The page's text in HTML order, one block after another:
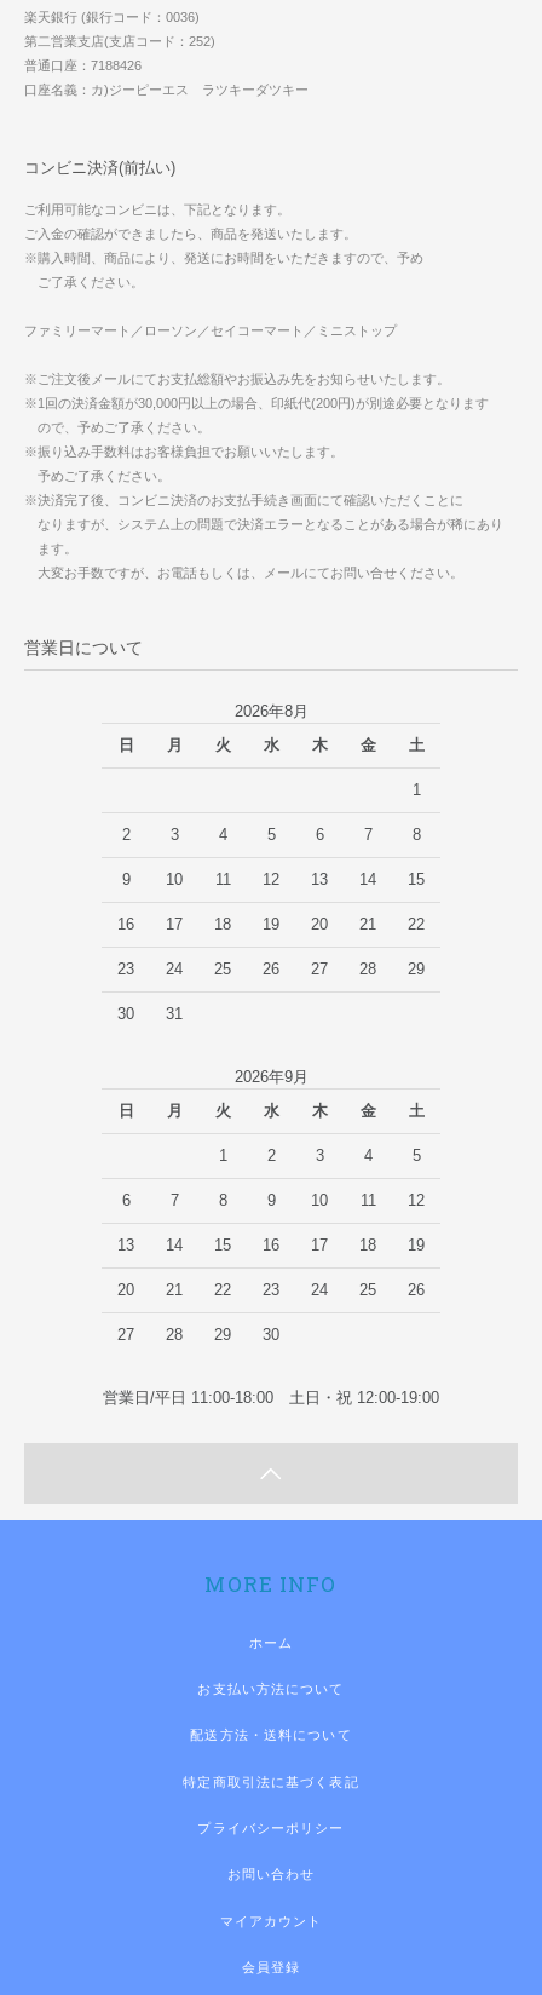
楽天銀行 (銀行コード：0036)
第二営業支店(支店コード：252)
普通口座：7188426
口座名義：カ)ジーピーエス ラツキーダツキー
コンビニ決済(前払い)
ご利用可能なコンビニは、下記となります。
ご入金の確認ができましたら、商品を発送いたします。
※購入時間、商品により、発送にお時間をいただきますので、予め
ご了承ください。
ファミリーマート／ローソン／セイコーマート／ミニストップ
※ご注文後メールにてお支払総額やお振込み先をお知らせいたします。
※1回の決済金額が30,000円以上の場合、印紙代(200円)が別途必要となります
ので、予めご了承ください。
※振り込み手数料はお客様負担でお願いいたします。
予めご了承ください。
※決済完了後、コンビニ決済のお支払手続き画面にて確認いただくことに
なりますが、システム上の問題で決済エラーとなることがある場合が稀にあり
ます。
大変お手数ですが、お電話もしくは、メールにてお問い合せください。
営業日について
2026年8月
日
月 火 水 木 金 土
1
2 3 4 5 6 7 8
9 10 11 12 13 14 15
16 17 18 19 20 21 22
23 24 25 26 27 28 29
30 31
2026年9月
日
月 火 水 木 金 土
1 2 3 4 5
6 7 8 9 10 11 12
13 14 15 16 17 18 19
20 21 22 23 24 25 26
27 28 29 30
営業日/平日 11:00-18:00 土日・祝 12:00-19:00
MORE INFO
ホーム
お支払い方法について
配送方法・送料について
特定商取引法に基づく表記
プライバシーポリシー
お問い合わせ
マイアカウント
会員登録